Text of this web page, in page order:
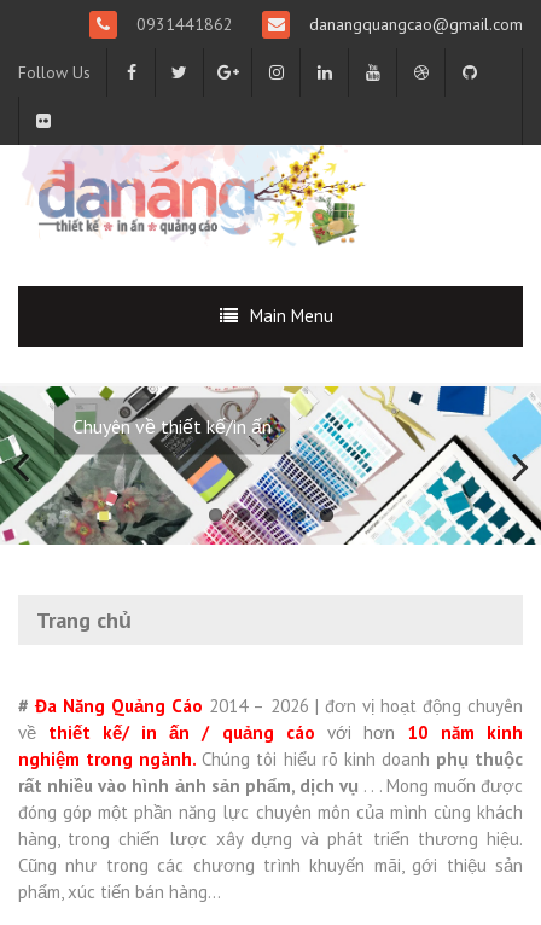
0931441862 danangquangcao@gmail.com
Follow Us
Main Menu
Online Marketing Zalo - Facebook . . .
Previous Next
Trang chủ
#Đa Năng Quảng Cáo 2014 – 2026 | đơn vị hoạt động chuyên
về thiết kế/ in ấn /quảng cáo với hơn 10 năm kinh
nghiệm trong ngành.Chúng tôi hiểu rõ kinh doanh phụ thuộc
rất nhiều vào hình ảnh sản phẩm, dịch vụ . . . Mong muốn được
đóng góp một phần năng lực chuyên môn của mình cùng khách
hàng, trong chiến lược xây dựng và phát triển thương hiệu.
Cũng như trong các chương trình khuyến mãi, gới thiệu sản
phẩm, xúc tiến bán hàng…